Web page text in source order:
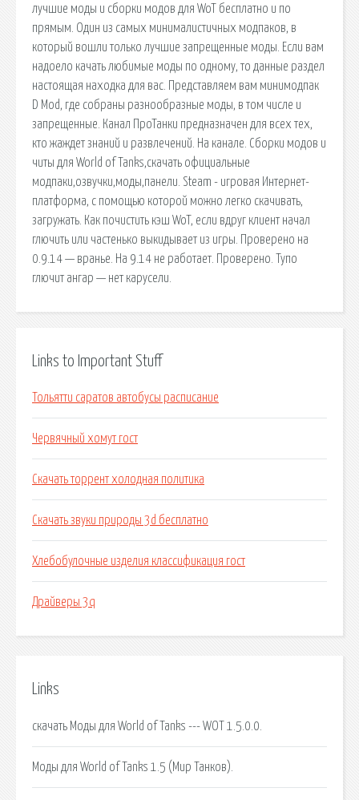
лучшие моды и сборки модов для WoT бесплатно и по
прямым. Один из самых минималистичных модпаков, в
который вошли только лучшие запрещенные моды. Если вам
надоело качать любимые моды по одному, то данные раздел
настоящая находка для вас. Представляем вам минимодпак
D Mod, где собраны разнообразные моды, в том числе и
запрещенные. Канал ПроТанки предназначен для всех тех,
кто жаждет знаний и развлечений. На канале. Cборки модов и
читы для World of Tanks,скачать официальные
модпаки,озвучки,моды,панели. Steam - игровая Интернет-
платформа, с помощью которой можно легко скачивать,
загружать. Как почистить кэш WoT, если вдруг клиент начал
глючить или частенько выкидывает из игры. Проверено на
0.9.14 — вранье. На 9.14 не работает. Проверено. Тупо
глючит ангар — нет карусели.
Links to Important Stuff
Тольятти саратов автобусы расписание
Червячный хомут гост
Скачать торрент холодная политика
Скачать звуки природы 3d бесплатно
Хлебобулочные изделия классификация гост
Драйверы 3q
Links
скачать Моды для World of Tanks --- WOT 1.5.0.0.
Моды для World of Tanks 1.5 (Мир Танков).